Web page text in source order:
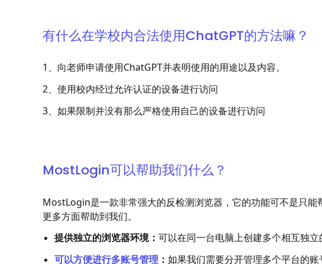
有什么在学校内合法使用ChatGPT的方法嘛？
1、向老师申请使用ChatGPT并表明使用的用途以及内容。
2、使用校内经过允许认证的设备进行访问
3、如果限制并没有那么严格使用自己的设备进行访问
MostLogin可以帮助我们什么？
MostLogin是一款非常强大的反检测浏览器，它的功能可不是只
更多方面帮助到我们。
提供独立的浏览器环境： 可以在同一台电脑上创建多个相互独
可以方便进行多账号管理 ： 如果我们需要分开管理多个平台的